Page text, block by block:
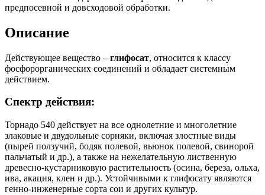
предпосевной и довсходовой обработки.
Описание
Действующее вещество – глифосат, относится к классу
фосфорорганических соединений и обладает системным
действием.
Спектр действия:
Торнадо 540 действует на все однолетние и многолетние
злаковые и двудольные сорняки, включая злостные виды
(пырей ползучий, бодяк полевой, вьюнок полевой, свинорой
пальчатый и др.), а также на нежелательную лиственную
древесно-кустарниковую растительность (осина, береза, ольха,
ива, акация, клен и др.). Устойчивыми к глифосату являются
генно-инженерные сорта сои и других культур.